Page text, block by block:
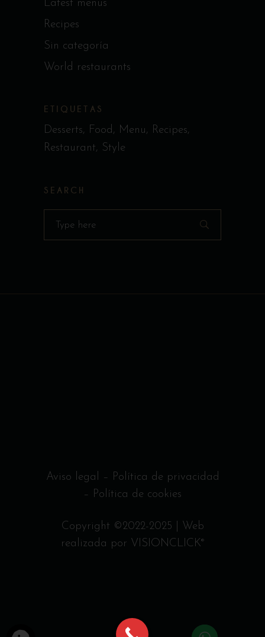
Latest menus
Recipes
Sin categoría
World restaurants
ETIQUETAS
Desserts Food Menu
Recipes
Restaurant
Style
SEARCH
Aviso legal – Política de privacidad
– Política de cookies
Copyright ©2022-2025 | Web
realizada por VISIONCLICK®